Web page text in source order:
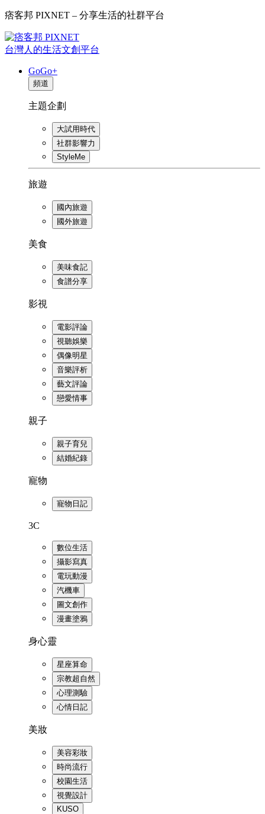
痞客邦 PIXNET – 分享生活的社群平台
台灣人的生活文創平台
GoGo+
頻道
主題企劃
大試用時代
社群影響力
StyleMe
旅遊
國內旅遊
國外旅遊
美食
美味食記
食譜分享
影視
電影評論
視聽娛樂
偶像明星
音樂評析
藝文評論
戀愛情事
親子
親子育兒
結婚紀錄
寵物
寵物日記
3C
數位生活
攝影寫真
電玩動漫
汽機車
圖文創作
漫畫塗鴉
身心靈
星座算命
宗教超自然
心理測驗
心情日記
美妝
美容彩妝
時尚流行
校園生活
視覺設計
KUSO